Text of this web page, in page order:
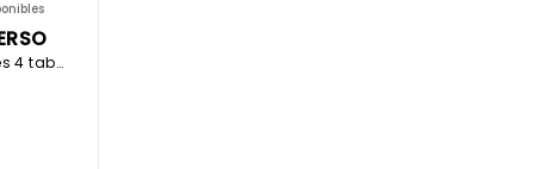
60x32.4x175cm 4 cases 4 tablars blanc